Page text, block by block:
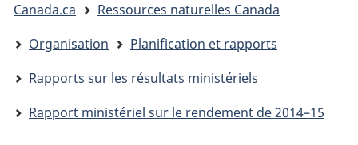
êtes
ici
Canada.ca
Ressources naturelles Canada
Organisation
Planification et rapports
Rapports sur les résultats ministériels
Rapport ministériel sur le rendement de 2014–15